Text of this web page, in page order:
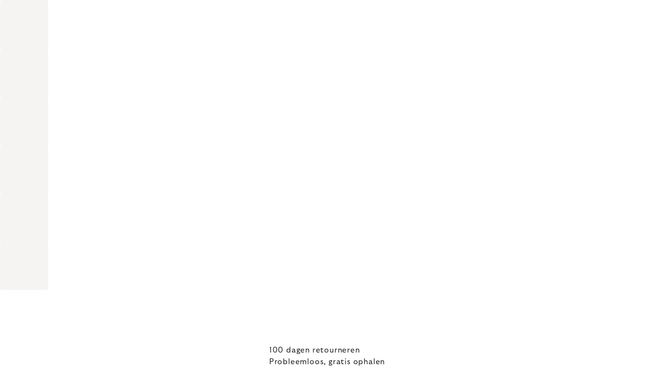
100 dagen retourneren
Probleemloos, gratis ophalen